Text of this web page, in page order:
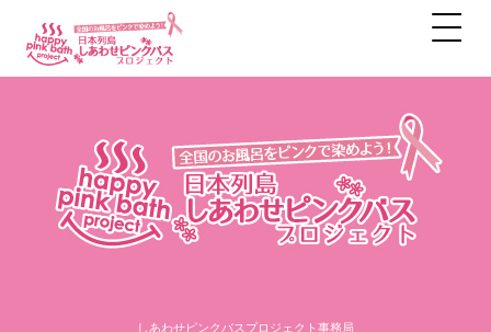
しあわせピンクバスプロジェクト事務局